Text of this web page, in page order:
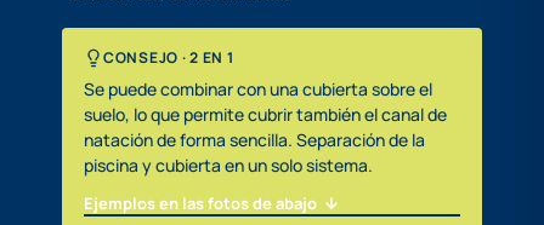
CONSEJO · 2 EN 1
Se puede combinar con una cubierta sobre el
suelo, lo que permite cubrir también el canal de
natación de forma sencilla. Separación de la
piscina y cubierta en un solo sistema.
Ejemplos en las fotos de abajo